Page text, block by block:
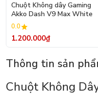
Chuột Không dây Gaming
Akko Dash V9 Max White
0.0
1.200.000₫
Thông tin sản
Chuột Không